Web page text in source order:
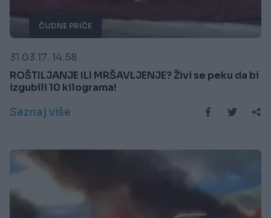
ČUDNE PRIČE
31.03.17. 14:58
ROŠTILJANJE ILI MRŠAVLJENJE? Živi se peku da bi
izgubili 10 kilograma!
Saznaj više